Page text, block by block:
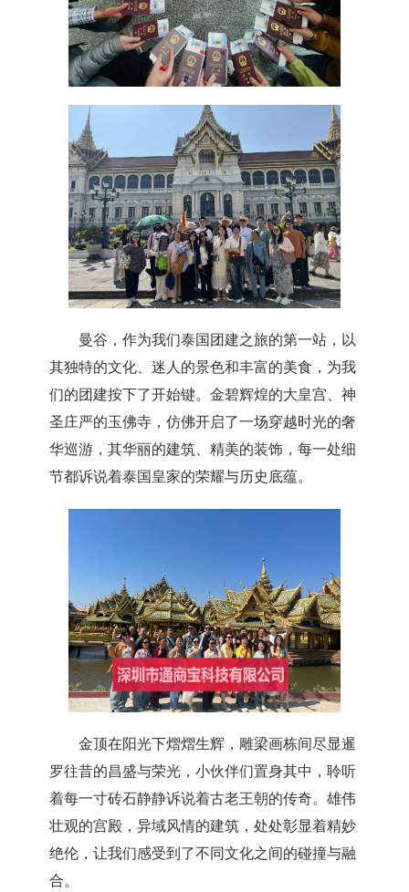
曼谷，作为我们泰国团建之旅的第一站，以
其独特的文化、迷人的景色和丰富的美食，为我
们的团建按下了开始键。金碧辉煌的大皇宫、神
圣庄严的玉佛寺，仿佛开启了一场穿越时光的奢
华巡游，其华丽的建筑、精美的装饰，每一处细
节都诉说着泰国皇家的荣耀与历史底蕴。
金顶在阳光下熠熠生辉，雕梁画栋间尽显暹
罗往昔的昌盛与荣光，小伙伴们置身其中，聆听
着每一寸砖石静静诉说着古老王朝的传奇。雄伟
壮观的宫殿，异域风情的建筑，处处彰显着精妙
绝伦，让我们感受到了不同文化之间的碰撞与融
合。